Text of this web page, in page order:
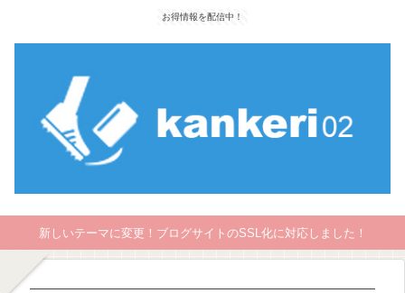
お得情報を配信中！
新しいテーマに変更！ブログサイトのSSL化に対応しました！